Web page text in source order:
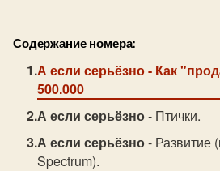
Содержание номера:
А если серьёзно- Как
500.000
А если серьёзно- Птички.
А если серьёзно- Развитие
Spectrum).